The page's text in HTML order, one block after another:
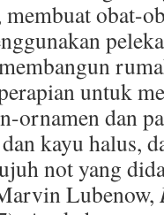
membuat obat-
untuk
ornamen dan
kayu halus,
not yang
Lubenow,